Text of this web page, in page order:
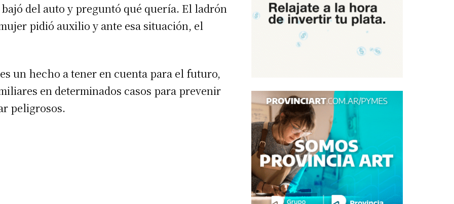
del auto y preguntó qué quería. El ladrón
pidió auxilio y ante esa situación, el
un hecho a tener en cuenta para el futuro,
en determinados casos para prevenir
peligrosos.